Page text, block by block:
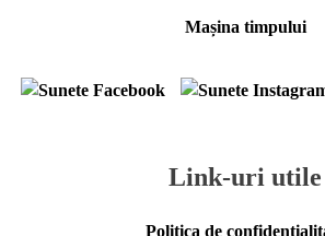
Mașina timpului
Link-uri utile
Politica de